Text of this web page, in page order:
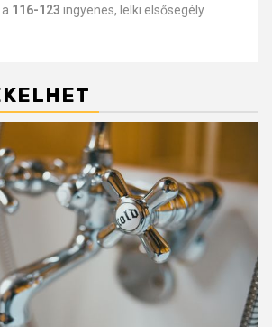
116-123 ingyenes, lelki elsősegély